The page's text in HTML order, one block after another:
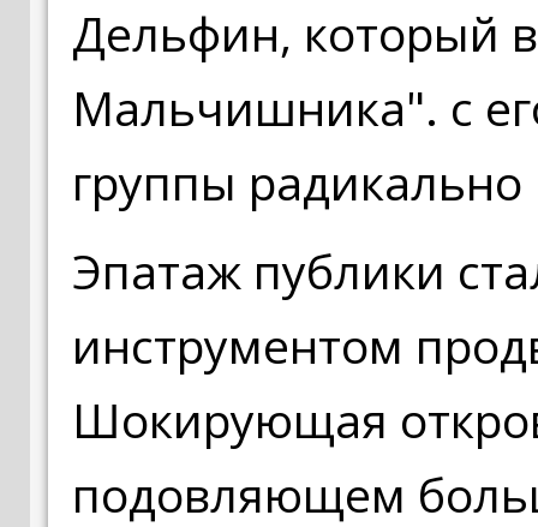
Дельфин, который
Мальчишника". с
группы
Эпатаж публики
инструментом
Шокирующая
подовляющем